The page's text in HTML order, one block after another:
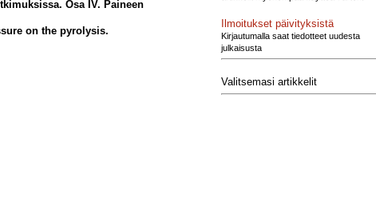
Osa IV. Paineen
on the pyrolysis.
Ilmoitukset päivityksistä
Kirjautumalla saat tiedotteet uudesta
julkaisusta
Valitsemasi artikkelit